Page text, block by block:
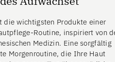
die wichtigsten Produkte einer
Routine, inspiriert von
Medizin. Eine sorgfältig
Morgenroutine, die Ihre Haut